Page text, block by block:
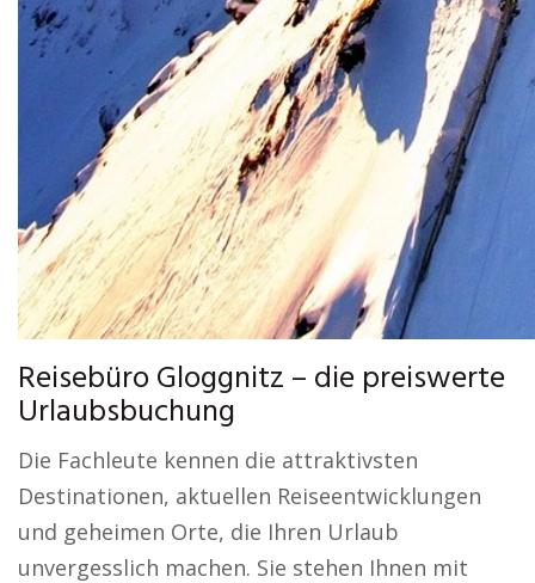
Reisebüro Gloggnitz – die preiswerte
Urlaubsbuchung
Die Fachleute kennen die attraktivsten
Destinationen, aktuellen Reiseentwicklungen
und geheimen Orte, die Ihren Urlaub
unvergesslich machen. Sie stehen Ihnen mit